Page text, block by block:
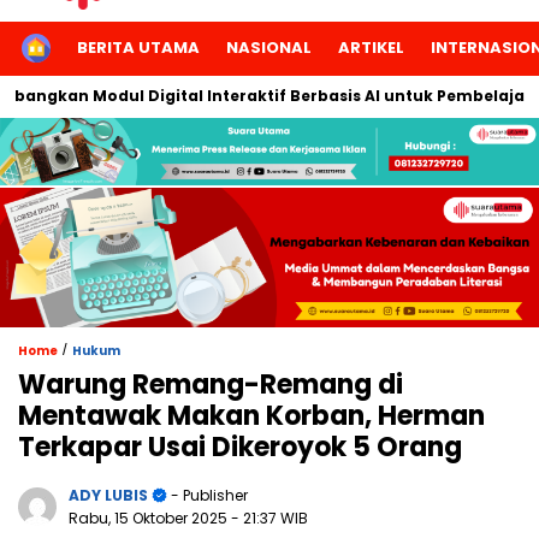
HOMEBERITA UTAMA NASIONAL ARTIKEL
Modul Digital Interaktif Berbasis AI untuk Pembelajaran
Home / Hukum
Warung Remang-Remang di
Mentawak Makan Korban, Herman
Terkapar Usai Dikeroyok 5 Orang
ADY LUBIS
- Publisher
Rabu, 15 Oktober 2025 - 21:37 WIB